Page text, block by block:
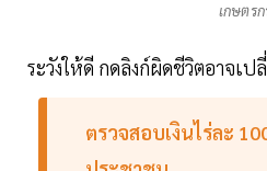
เกษตรก
ระวังให้ดี กดลิงก์ผิดชีวิตอาจเป
ตรวจสอบเงินไร่ละ